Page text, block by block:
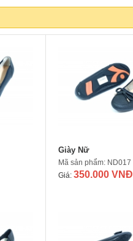
Giày Nữ
Mã sản phẩm: ND017
Giá: 350.000 VNĐ